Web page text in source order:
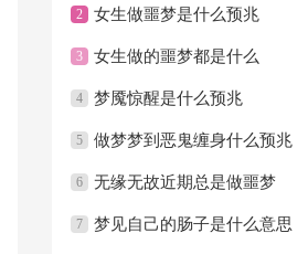
2 女生做噩梦是什么预兆
3 女生做的噩梦都是什么
4 梦魇惊醒是什么预兆
5 做梦梦到恶鬼缠身什么预兆
6 无缘无故近期总是做噩梦
7 梦见自己的肠子是什么意思